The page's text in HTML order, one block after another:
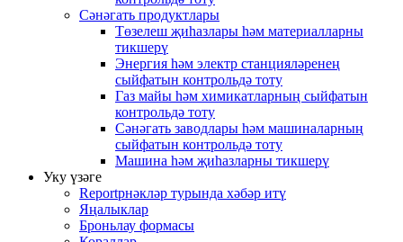
Сәнәгать продуктлары
Төзелеш җиһазлары һәм материалларны
тикшерү
Энергия һәм электр станцияләренең
сыйфатын контрольдә тоту
Газ майы һәм химикатларның сыйфатын
контрольдә тоту
Сәнәгать заводлары һәм машиналарның
сыйфатын контрольдә тоту
Машина һәм җиһазларны тикшерү
Уку үзәге
Reportрнәкләр турында хәбәр итү
Яңалыклар
Броньлау формасы